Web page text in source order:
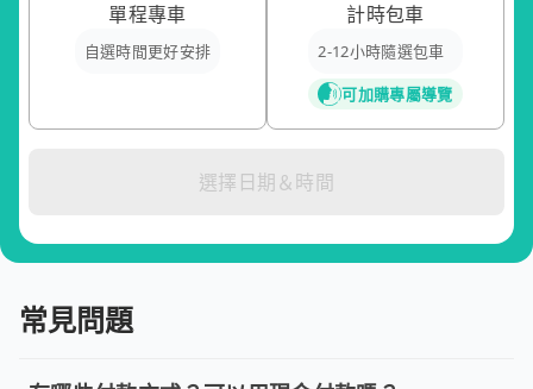
單程專車
自選時間更好安排
計時包車
2-12小時隨選包車
可加購專屬導覽
選擇日期＆時間
常見問題